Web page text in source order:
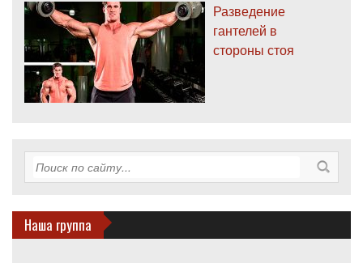
Разведение
гантелей в
стороны стоя
Наша группа